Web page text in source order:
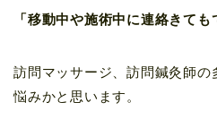
「移動中や施術中に連絡きても
訪問マッサージ、訪問鍼灸師の
悩みかと思います。